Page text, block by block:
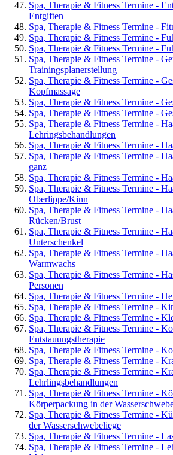
Spa, Therapie & Fitness Termine -
Entgiften
Spa, Therapie & Fitness Termine -
Spa, Therapie & Fitness Termine -
Spa, Therapie & Fitness Termine -
Spa, Therapie & Fitness Termine -
Trainingsplanerstellung
Spa, Therapie & Fitness Termine -
Kopfmassage
Spa, Therapie & Fitness Termine -
Spa, Therapie & Fitness Termine -
Spa, Therapie & Fitness Termine -
Lehringsbehandlungen
Spa, Therapie & Fitness Termine -
Spa, Therapie & Fitness Termine -
ganz
Spa, Therapie & Fitness Termine -
Spa, Therapie & Fitness Termine -
Oberlippe/Kinn
Spa, Therapie & Fitness Termine -
Rücken/Brust
Spa, Therapie & Fitness Termine -
Unterschenkel
Spa, Therapie & Fitness Termine -
Warmwachs
Spa, Therapie & Fitness Termine -
Personen
Spa, Therapie & Fitness Termine -
Spa, Therapie & Fitness Termine -
Spa, Therapie & Fitness Termine -
Spa, Therapie & Fitness Termine -
Entstauungstherapie
Spa, Therapie & Fitness Termine -
Spa, Therapie & Fitness Termine -
Spa, Therapie & Fitness Termine -
Lehrlingsbehandlungen
Spa, Therapie & Fitness Termine -
Körperpackung in der
Spa, Therapie & Fitness Termine -
der Wasserschwebeliege
Spa, Therapie & Fitness Termine -
Spa, Therapie & Fitness Termine -